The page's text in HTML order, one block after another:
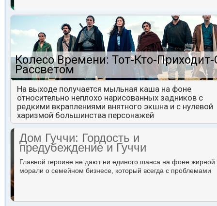
Колесо Времени: Тот-Кто-
Рассветом
На выходе получается мыльная каша на фоне
относительно неплохо нарисованных задников с
редкими вкраплениями внятного экшна и с нулевой
харизмой большинства персонажей
Дом Гуччи: Гордость и
предубеждение и Гуччи
Главной героине не дают ни единого шанса на фоне жирной
морали о семейном бизнесе, который всегда с проблемами